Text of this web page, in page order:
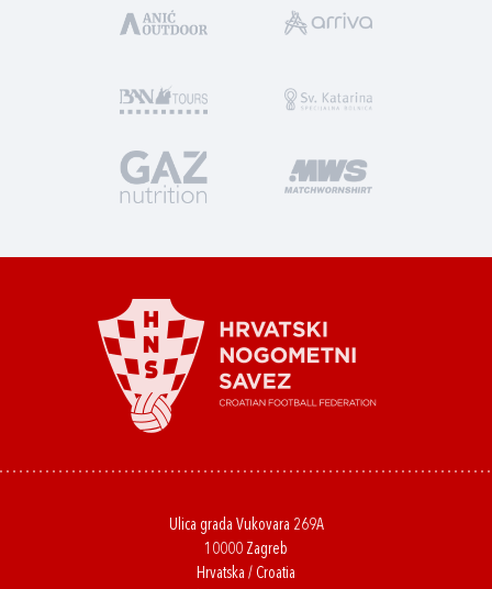
Ulica grada Vukovara 269A
10000 Zagreb
Hrvatska / Croatia